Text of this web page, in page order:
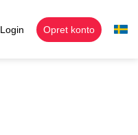
Login Opret konto